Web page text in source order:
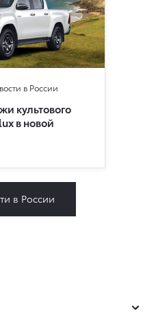
в России
культового
в новой
в России